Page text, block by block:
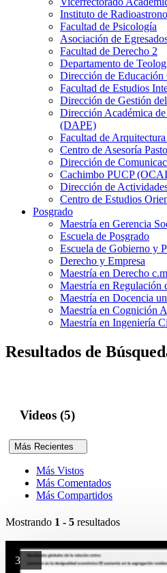
Instituto de
Facultad de Psicología
Asociación de
Facultad de Derecho 2
Departamento de
Dirección de
Facultad de Estudios
Dirección de Gestión
Dirección Académica
(DAPE)
Facultad de
Centro de Asesoría
Dirección de
Cachimbo PUCP
Dirección de
Centro de Estudios
Posgrado
Maestría en Gerencia
Escuela de Posgrado
Escuela de Gobierno y
Derecho y Empresa
Maestría en Derecho
Maestría en Regulación
Maestría en Docencia
Maestría en Cognición
Maestría en Ingeniería
Resultados de
Videos (5)
Más Recientes
Más Vistos
Más Comentados
Más Compartidos
Mostrando 1 - 5 resultados
3